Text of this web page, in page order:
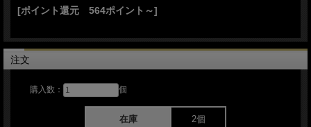
使いやすいドロップポイント形状のブレード
【D2 tool steel】
D2工具鋼 冷間工具鋼。炭化物が多く含まれており高い耐摩耗性と優れた硬度を兼
ね備えていながらクロム含有量が高いため、他の炭素鋼に比べて錆びにくい
■商品■新品■
■ブレード：約9.6cm(約3mm）
[ポイント還元 564ポイント～]
注文
購入数： 個
在庫 2個